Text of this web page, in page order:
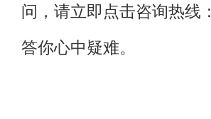
问，请立即点击咨询热线：
答你心中疑难。